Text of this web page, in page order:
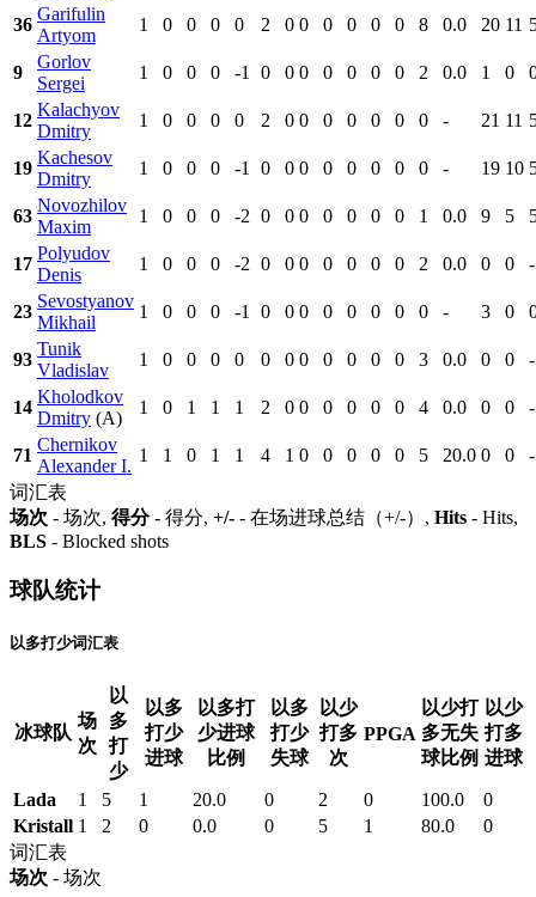
36
Garifulin
Artyom
1 0 0 0 0 2 0 0 0 0 0 0 8 0.0 20 11
9
Gorlov
Sergei
1 0 0 0 -1 0 0 0 0 0 0 0 2 0.0 1 0
12
Kalachyov
Dmitry
1 0 0 0 0 2 0 0 0 0 0 0 0 - 21 11
19
Kachesov
Dmitry
1 0 0 0 -1 0 0 0 0 0 0 0 0 - 19 10
63
Novozhilov
Maxim
1 0 0 0 -2 0 0 0 0 0 0 0 1 0.0 9 5
17
Polyudov
Denis
1 0 0 0 -2 0 0 0 0 0 0 0 2 0.0 0 0 -
23
Sevostyanov
Mikhail
1 0 0 0 -1 0 0 0 0 0 0 0 0 - 3 0
93
Tunik
Vladislav
1 0 0 0 0 0 0 0 0 0 0 0 3 0.0 0 0 -
14
Kholodkov
Dmitry (A)
1 0 1 1 1 2 0 0 0 0 0 0 4 0.0 0 0 -
71
Chernikov
Alexander I.
1 1 0 1 1 4 1 0 0 0 0 0 5 20.0 0 0
-
词汇表
场次 - 场次, 得分- 得分, +/- - 在场进球总结（+/-）, Hits - Hits,
BLS - Blocked shots
球队统计
以多打少词汇表
冰球队
场
次
以
多
打
少
以多
打少
进球
以多打
少进球
比例
以多
打少
失球
以少
打多
次
PPGA
以少打
多无失
球比例
以少
打多
进球
Lada 1 5 1 20.0 0 2 0 100.0
0
Kristall 1 2 0 0.0 0 5 1 80.0
0
词汇表
场次 - 场次